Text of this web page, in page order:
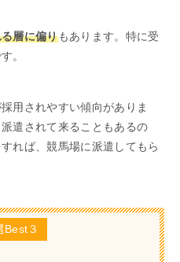
層に偏りもあります。特に受
。
用されやすい傾向がありま
遣されて来ることもあるの
れば、競馬場に派遣してもら
Best３